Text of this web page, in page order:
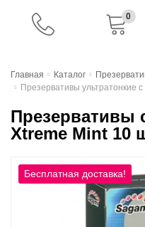
0
Главная Каталог
Презервативы ультратонкие
Презервативы
Xtreme Mint 10